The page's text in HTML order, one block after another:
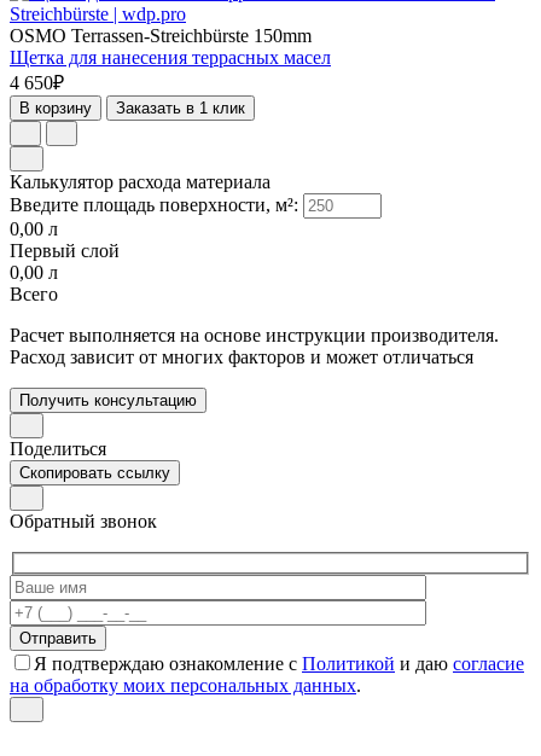
OSMO Terrassen-Streichbürste 150mm
Щетка для нанесения террасных масел
4 650₽
В корзину Заказать в 1 клик
Калькулятор расхода материала
Введите площадь поверхности, м²:
0,00 л
Первый слой
0,00 л
Всего
Расчет выполняется на основе инструкции производителя.
Расход зависит от многих факторов и может отличаться
Получить консультацию
Поделиться
Скопировать ссылку
Обратный звонок
Я подтверждаю ознакомление с Политикой и даю согласие
на обработку моих персональных данных.